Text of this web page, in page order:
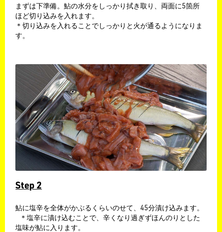
​まずは下準備。鮎の水分をしっかり拭き取り、両面に5箇所
ほど切り込みを入れます。
​＊切り込みを入れることでしっかりと火が通るようになりま
す。
Step 2
​鮎に塩辛を全体がかぶるくらいのせて、45分漬け込みます。
​ ＊塩辛に漬け込むことで、辛くなり過ぎずほんのりとした
塩味が鮎に入ります。